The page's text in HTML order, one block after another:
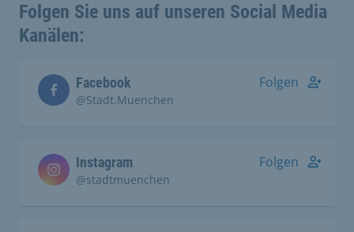
Folgen Sie uns auf unseren Social Media
Kanälen:
Facebook
@Stadt.Muenchen
Folgen
Instagram
@stadtmuenchen
Folgen